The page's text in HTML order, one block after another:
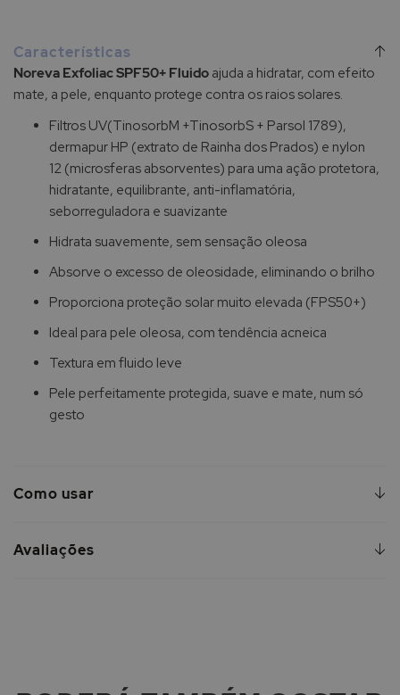
Características
Noreva Exfoliac SPF50+ Fluido ajuda a hidratar, com efeito
mate, a pele, enquanto protege contra os raios solares.
Filtros UV(TinosorbM +TinosorbS + Parsol 1789),
dermapur HP (extrato de Rainha dos Prados) e nylon
12 (microsferas absorventes) para uma ação protetora,
hidratante, equilibrante, anti-inflamatória,
seborreguladora e suavizante
Hidrata suavemente, sem sensação oleosa
Absorve o excesso de oleosidade, eliminando o brilho
Proporciona proteção solar muito elevada (FPS50+)
Ideal para pele oleosa, com tendência acneica
Textura em fluido leve
Pele perfeitamente protegida, suave e mate, num só
gesto
Como usar
Avaliações